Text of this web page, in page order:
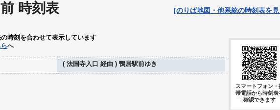
時刻表 [のりば地図・他系統の時刻表を
時刻を合わせて表示しています
へ
( 法国寺入口 経由 ) 鴨居駅前ゆき
スマートフォン・
帯電話から時刻表
確認できます